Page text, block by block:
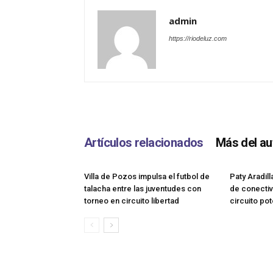
admin
https://riodeluz.com
Artículos relacionados Más del
Villa de Pozos impulsa el futbol de
talacha entre las juventudes con
torneo en circuito libertad
Paty
de
circuito